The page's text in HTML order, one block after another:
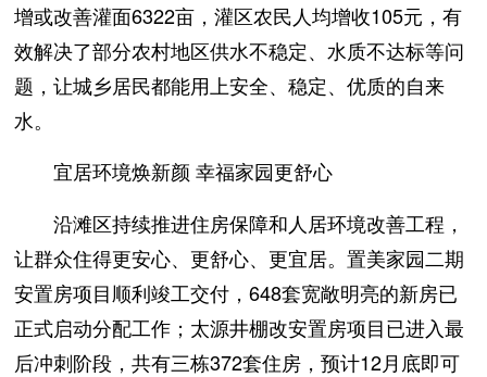
增或改善灌面6322亩，灌区农民人均增收105元，有
效解决了部分农村地区供水不稳定、水质不达标等问
题，让城乡居民都能用上安全、稳定、优质的自来
水。
宜居环境焕新颜 幸福家园更舒心
沿滩区持续推进住房保障和人居环境改善工程，
让群众住得更安心、更舒心、更宜居。置美家园二期
安置房项目顺利竣工交付，648套宽敞明亮的新房已
正式启动分配工作；太源井棚改安置房项目已进入最
后冲刺阶段，共有三栋372套住房，预计12月底即可